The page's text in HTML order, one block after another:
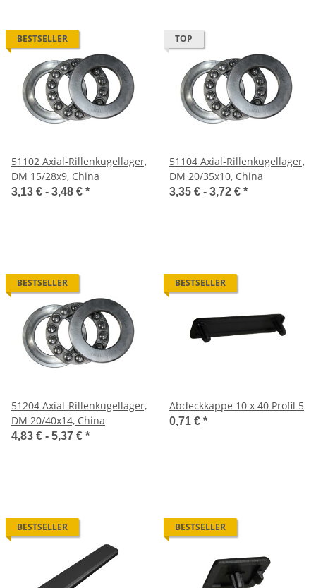
BESTSELLER
51102 Axial-Rillenkugellager,
DM 15/28x9, China
3,13 € - 3,48 € *
TOP
51104 Axial-Rillenkugellager,
DM 20/35x10, China
3,35 € - 3,72 € *
BESTSELLER
51204 Axial-Rillenkugellager,
DM 20/40x14, China
4,83 € - 5,37 € *
BESTSELLER
Abdeckkappe 10 x 40 Profil 5
0,71 € *
BESTSELLER BESTSELLER